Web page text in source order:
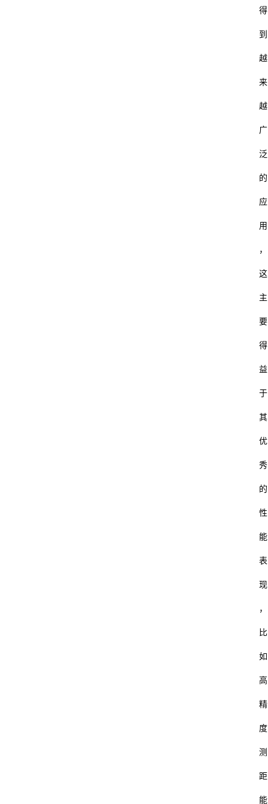
得
到
越
来
越
广
泛
的
应
用
，
这
主
要
得
益
于
其
优
秀
的
性
能
表
现
，
比
如
高
精
度
测
距
能